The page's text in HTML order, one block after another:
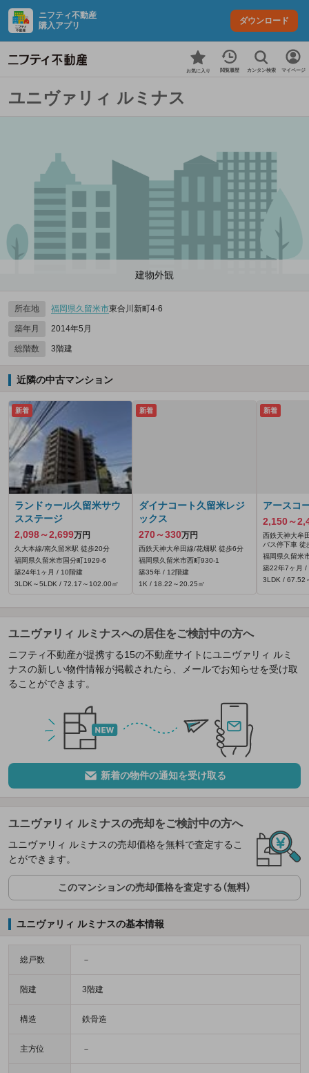
ニフティ不動産
購入アプリ
ダウンロード
お気に入り 閲覧履歴 カンタン検索 マイページ
ユニヴァリィ ルミナス
建物外観
所在地 福岡県久留米市東合川新町4-6
築年月 2014年5月
総階数 3階建
近隣の中古マンション
新着
ランドゥール久留米サウ
スステージ
2,098～2,699万円
久大本線/南久留米駅 徒歩20分
福岡県久留米市国分町1929‐6
築24年1ヶ月 / 10階建
3LDK～5LDK / 72.17～102.00㎡
新着
ダイナコート久留米レジ
ックス
270～330万円
西鉄天神大牟田線/花畑駅 徒歩6分
福岡県久留米市西町930‐1
築35年 / 12階建
1K / 18.22～20.25㎡
新着
アースコ
2,150～
西鉄天神大牟
バス停下車 徒
福岡県久留米
築22年7ヶ月 /
3LDK / 67.52
ユニヴァリィ ルミナスへの居住をご検討中の方へ
ニフティ不動産が提携する15の不動産サイトにユニヴァリィ ルミ
ナスの新しい物件情報が掲載されたら、メールでお知らせを受け取
ることができます。
新着の物件の通知を受け取る
ユニヴァリィ ルミナスの売却をご検討中の方へ
ユニヴァリィ ルミナスの売却価格を無料で査定するこ
とができます。
このマンションの売却価格を査定する（無料）
ユニヴァリィ ルミナスの基本情報
総戸数 －
階建 3階建
構造 鉄骨造
主方位 －